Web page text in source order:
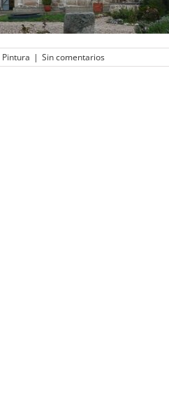
Pintura | Sin comentarios